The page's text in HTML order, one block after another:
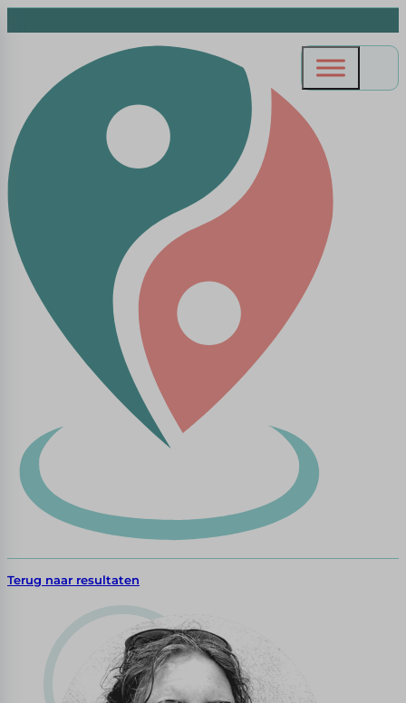
Terug naar resultaten